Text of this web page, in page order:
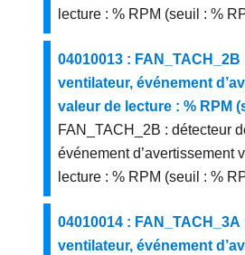
lecture : % RPM (seuil : %
04010013 :
ventilateur, événement
valeur de lecture : % RPM
FAN_TACH_2B : détecteur
événement d’avertissement
lecture : % RPM (seuil : %
04010014 :
ventilateur, événement